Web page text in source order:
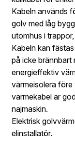
Kabeln används
golv med låg
utomhus i
Kabeln kan
på icke brännbart
energieffektiv
värmeisolera
värmekabel är
najmaskin.
Elektrisk
elinstallatör.